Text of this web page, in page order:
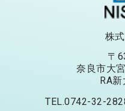
株
〒
奈良市大
RA
TEL.0742-32-